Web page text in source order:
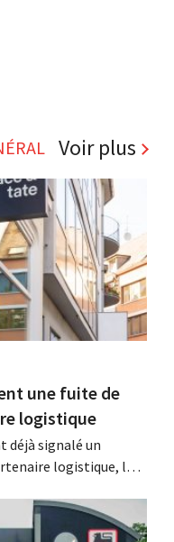
Voir plus
une fuite de
logistique
déjà signalé un
logistique, la
financières,
passe n'ont pas été